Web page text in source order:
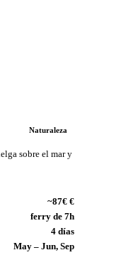
Naturaleza
sobre el mar y
~87€ €
ferry de 7h
4 días
May – Jun, Sep